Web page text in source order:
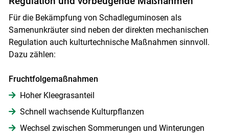
Für die Bekämpfung von Schadleguminosen als
Samenunkräuter sind neben der direkten mechanischen
Regulation auch kulturtechnische Maßnahmen sinnvoll.
Dazu zählen:
Fruchtfolgemaßnahmen
Hoher Kleegrasanteil
Schnell wachsende Kulturpflanzen
Wechsel zwischen Sommerungen und Winterungen